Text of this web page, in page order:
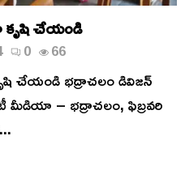
కృషి చేయండి
0 66
చేయండి భద్రాచలం డివిజన్
మీడియా – భద్రాచలం, ఫిబ్రవరి